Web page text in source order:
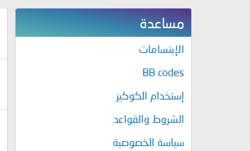
مساعدة
الإبتسامات
BB codes
إستخدام الكوكيز
الشروط والقواعد
سياسة الخصوصية